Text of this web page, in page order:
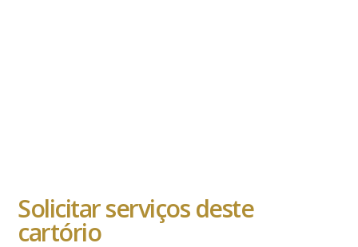
Solicitar serviços deste
cartório